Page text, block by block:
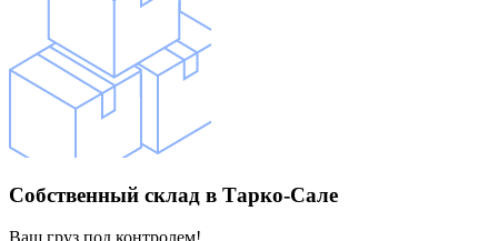
Собственный склад в Тарко-Сале